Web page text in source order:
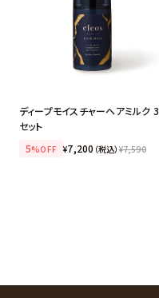
ディープモイスチャーヘアミルク 3
セット
5%OFF ¥7,200 （税込）¥7,590